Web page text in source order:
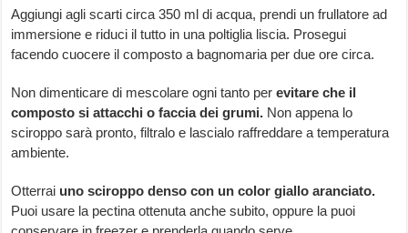
Aggiungi agli scarti circa 350 ml di acqua, prendi un frullatore ad
immersione e riduci il tutto in una poltiglia liscia. Prosegui
facendo cuocere il composto a bagnomaria per due ore circa.
Non dimenticare di mescolare ogni tanto perevitare che il
composto si attacchi o faccia dei grumi. Non appena lo
sciroppo sarà pronto, filtralo e lascialo raffreddare a temperatura
ambiente.
Otterrai uno sciroppo denso con un color giallo aranciato.
Puoi usare la pectina ottenuta anche subito, oppure la puoi